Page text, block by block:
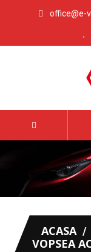
office@e-
ACASA
VOPSEA